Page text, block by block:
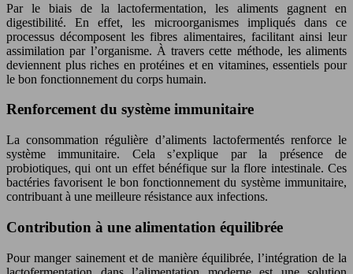
Par le biais de la lactofermentation, les aliments gagnent en
digestibilité. En effet, les microorganismes impliqués dans ce
processus décomposent les fibres alimentaires, facilitant ainsi leur
assimilation par l’organisme. À travers cette méthode, les aliments
deviennent plus riches en protéines et en vitamines, essentiels pour
le bon fonctionnement du corps humain.
Renforcement du système immunitaire
La consommation régulière d’aliments lactofermentés renforce le
système immunitaire. Cela s’explique par la présence de
probiotiques, qui ont un effet bénéfique sur la flore intestinale. Ces
bactéries favorisent le bon fonctionnement du système immunitaire,
contribuant à une meilleure résistance aux infections.
Contribution à une alimentation équilibrée
Pour manger sainement et de manière équilibrée, l’intégration de la